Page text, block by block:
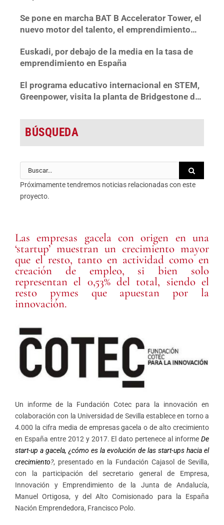
Las empresas gacela con origen en una
‘startup’ muestran un crecimiento mayor
que el resto, tanto en actividad como en
creación de empleo, si bien solo
representan el 0,53% del total, siendo el
resto pymes que apuestan por la
innovación.
Un informe de la Fundación Cotec para la innovación en
colaboración con la Universidad de Sevilla establece en torno a
4.000 la cifra media de empresas gacela o de alto crecimiento
en España entre 2012 y 2017. El dato pertenece al informe De
start-up a gacela, ¿cómo es la evolución de las start-ups hacia el
crecimiento?, presentado en la Fundación Cajasol de Sevilla,
con la participación del secretario general de Empresa,
Innovación y Emprendimiento de la Junta de Andalucía,
Manuel Ortigosa, y del Alto Comisionado para la España
Nación Emprendedora, Francisco Polo.
Se pone en marcha BAT B Accelerator Tower, el
nuevo motor del talento, el emprendimiento
Euskadi, por debajo de la media en la tasa de
emprendimiento en España
El programa educativo internacional en STEM,
Greenpower, visita la planta de Bridgestone de
BÚSQUEDA
Buscar:
Próximamente tendremos noticias relacionadas con este
proyecto.